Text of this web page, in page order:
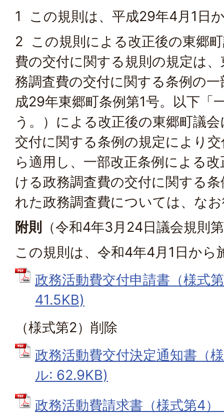
1 この規則は、平成29年4月1日
2 この規則による改正後の東郷
費の交付に関する規則の規定は
務調査費の交付に関する条例の
成29年東郷町条例第1号。以下「
う。）による改正後の東郷町議
交付に関する条例の規定により
ら適用し、一部改正条例による
ける政務調査費の交付に関する
れた政務調査費については、な
附則
（令和4年3月24日議会規則
この規則は、令和4年4月1日から
政務活動費交付申請書（様式
41.5KB)
（様式第2）削除
政務活動費交付決定通知書（
ル: 62.9KB)
政務活動費請求書（様式第4